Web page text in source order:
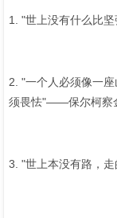
1. "世上没有什么比
2. "一个人必须像一
须畏怯"——保尔柯察
3. "世上本没有路，